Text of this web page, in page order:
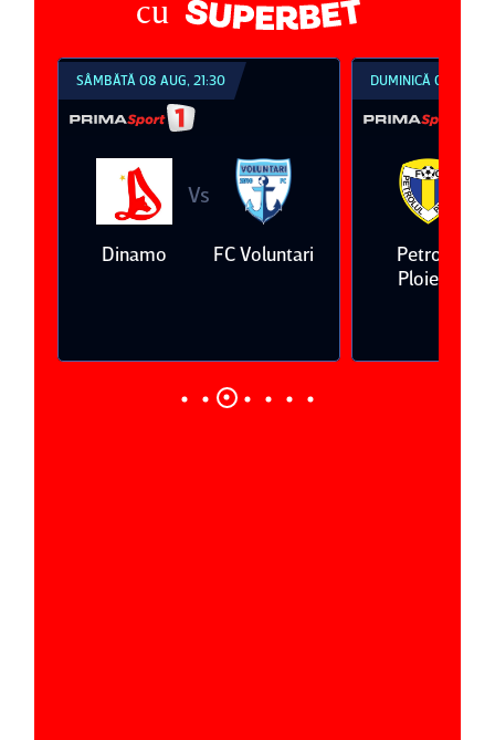
cu
SÂMBĂTĂ 08 AUG, 21:30
Dinamo
Vs
FC Voluntari
DUMINICĂ 09 AUG,
Petrolul
Ploieşti